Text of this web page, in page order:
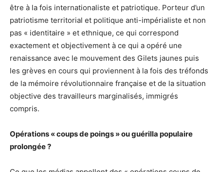
être à la fois internationaliste et patriotique. Porteur d’un
patriotisme territorial et politique anti-impérialiste et non
pas « identitaire » et ethnique, ce qui correspond
exactement et objectivement à ce qui a opéré une
renaissance avec le mouvement des Gilets jaunes puis
les grèves en cours qui proviennent à la fois des tréfonds
de la mémoire révolutionnaire française et de la situation
objective des travailleurs marginalisés, immigrés
compris.
Opérations « coups de poings » ou guérilla populaire
prolongée ?